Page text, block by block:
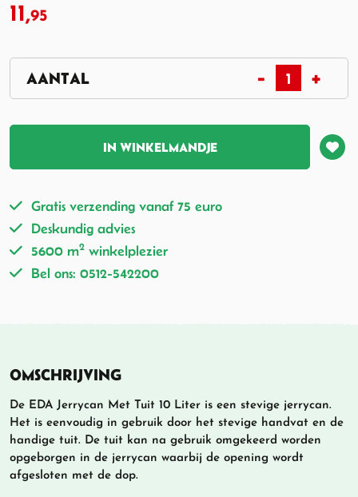
11,95
IN WINKELMANDJE
Gratis verzending vanaf 75 euro
Deskundig advies
5600 m2 winkelplezier
Bel ons: 0512-542200
OMSCHRIJVING
De EDA Jerrycan Met Tuit 10 Liter is een stevige jerrycan.
Het is eenvoudig in gebruik door het stevige handvat en de
handige tuit. De tuit kan na gebruik omgekeerd worden
opgeborgen in de jerrycan waarbij de opening wordt
afgesloten met de dop.